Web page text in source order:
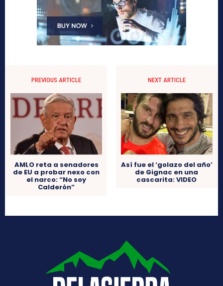
PREVIOUS ARTICLE
AMLO reta a senadores
de EU a probar nexo con
el narco: “No soy
Calderón”
NEXT ARTICLE
Así fue el ‘golazo del año’
de Gignac en una
cascarita: VIDEO